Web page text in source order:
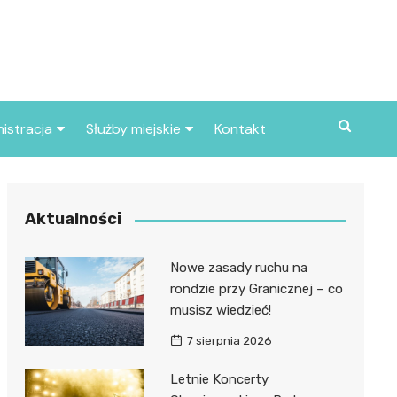
miasta
Służby miejskie
Policja
Kontakt
Aktualności
Nowe zasady ruchu na
rondzie przy Granicznej – co
musisz wiedzieć!
7 sierpnia 2026
Letnie Koncerty